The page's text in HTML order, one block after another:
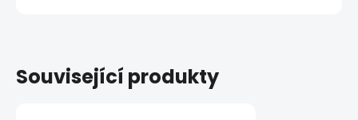
Související produkty